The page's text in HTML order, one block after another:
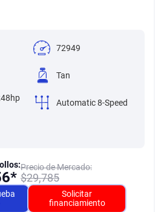
72949
Tan
Automatic 8-Speed
Precio de Mercado:
$29,785
Solicitar
financiamiento